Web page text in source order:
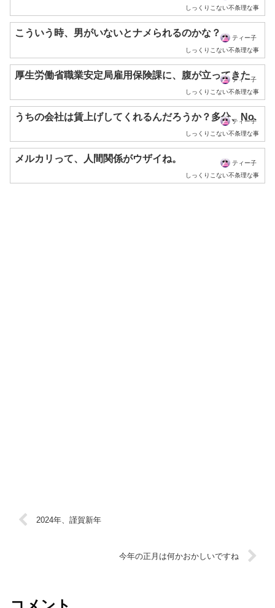
しっくりこない不条理な事
こういう時、男がいないとナメられるのかな？
ティー子
しっくりこない不条理な事
厚生労働省職業安定局雇用保険課に、腹が立ってきた
ティー子
しっくりこない不条理な事
うちの会社は賃上げしてくれるんだろうか？多分、No.
ティー子
しっくりこない不条理な事
メルカリって、人間関係がウザイね。
ティー子
しっくりこない不条理な事
2024年、謹賀新年
今年の正月は何かおかしいですね